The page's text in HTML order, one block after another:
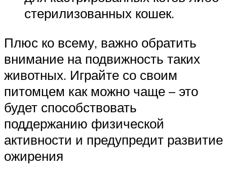
стерилизованных кошек.
Плюс ко всему, важно обратить
внимание на подвижность таких
животных. Играйте со своим
питомцем как можно чаще – это
будет способствовать
поддержанию физической
активности и предупредит развитие
ожирения